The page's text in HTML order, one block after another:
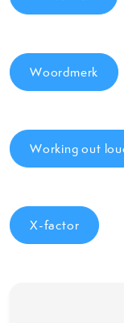
Woordmerk
Working out
X-factor